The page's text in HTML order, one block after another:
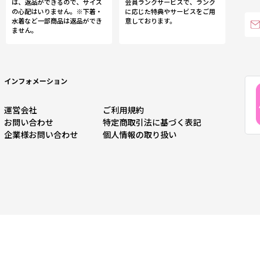
の心配はいりません。※下着・
水着など一部商品は返品ができ
ません。
に応じた特典やサービスをご用
意しております。
インフォメーション
運営会社
ご利用規約
お問い合わせ
特定商取引法に基づく表記
企業様お問い合わせ
個人情報の取り扱い